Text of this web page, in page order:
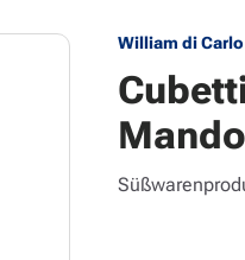
William di Carlo